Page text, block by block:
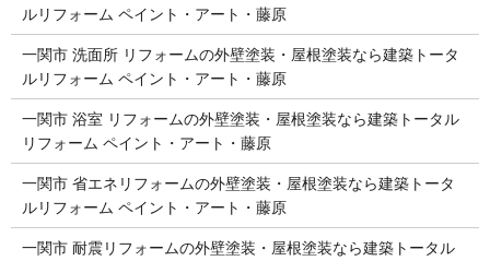
ルリフォーム ペイント・アート・藤原
一関市 洗面所 リフォームの外壁塗装・屋根塗装なら建築トータ
ルリフォーム ペイント・アート・藤原
一関市 浴室 リフォームの外壁塗装・屋根塗装なら建築トータル
リフォーム ペイント・アート・藤原
一関市 省エネリフォームの外壁塗装・屋根塗装なら建築トータ
ルリフォーム ペイント・アート・藤原
一関市 耐震リフォームの外壁塗装・屋根塗装なら建築トータル